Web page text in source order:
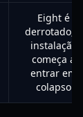
Eight é
derrotado; a
instalação
começa a
entrar em
colapso